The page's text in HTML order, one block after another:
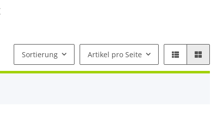
Sortierung Artikel pro Seite